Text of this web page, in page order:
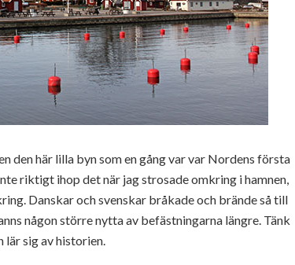
den här lilla byn som en gång var var Nordens första
riktigt ihop det när jag strosade omkring i hamnen,
Danskar och svenskar bråkade och brände så till
någon större nytta av befästningarna längre. Tänk
lär sig av historien.